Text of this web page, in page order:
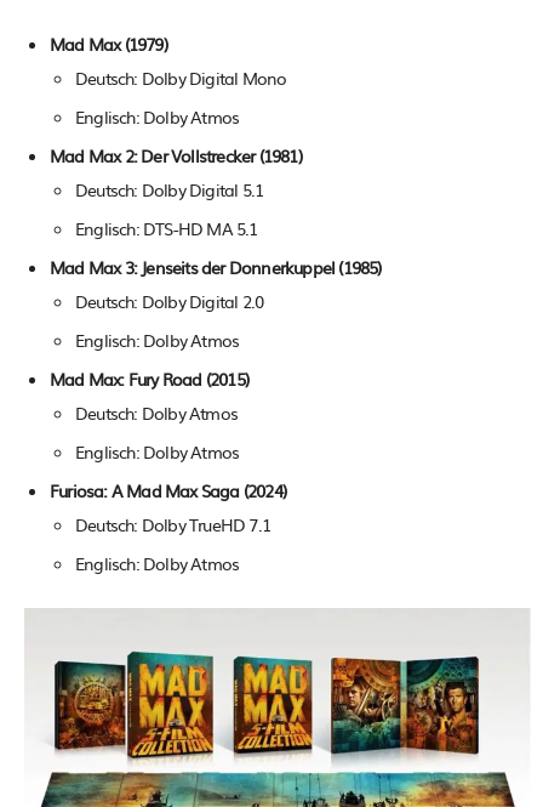
Mad Max (1979)
Deutsch: Dolby Digital Mono
Englisch: Dolby Atmos
Mad Max 2: Der Vollstrecker (1981)
Deutsch: Dolby Digital 5.1
Englisch: DTS-HD MA 5.1
Mad Max 3: Jenseits der Donnerkuppel (1985)
Deutsch: Dolby Digital 2.0
Englisch: Dolby Atmos
Mad Max: Fury Road (2015)
Deutsch: Dolby Atmos
Englisch: Dolby Atmos
Furiosa: A Mad Max Saga (2024)
Deutsch: Dolby TrueHD 7.1
Englisch: Dolby Atmos